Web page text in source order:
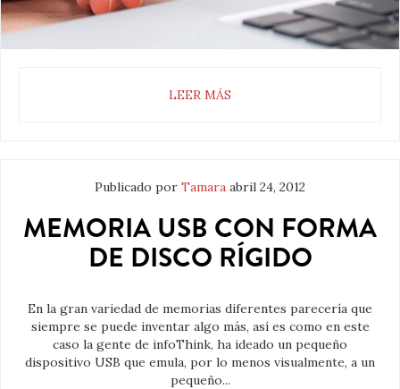
LEER MÁS
Publicado por Tamara abril 24, 2012
MEMORIA USB CON FORMA
DE DISCO RÍGIDO
En la gran variedad de memorias diferentes parecería que
siempre se puede inventar algo más, así es como en este
caso la gente de infoThink, ha ideado un pequeño
dispositivo USB que emula, por lo menos visualmente, a un
pequeño...